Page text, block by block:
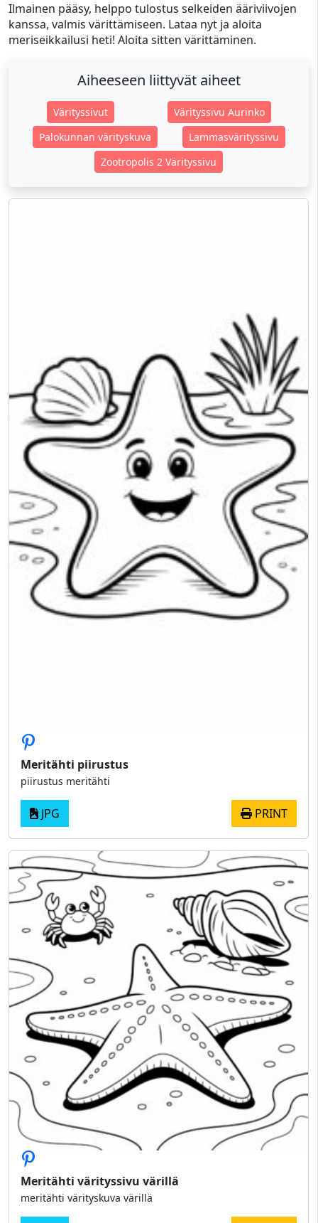
Ilmainen pääsy, helppo tulostus selkeiden ääriviivojen
kanssa, valmis värittämiseen. Lataa nyt ja aloita
meriseikkailusi heti! Aloita sitten värittäminen.
Aiheeseen liittyvät aiheet
Värityssivut
Värityssivu Aurinko
Palokunnan värityskuva
Lammasvärityssivu
Zootropolis 2 Värityssivu
Meritähti piirustus
piirustus meritähti
JPG PRINT
Meritähti värityssivu värillä
meritähti värityskuva värillä